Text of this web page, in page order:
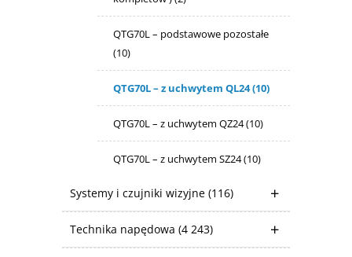
QTG70L – podstawowe pozostałe
(10)
QTG70L – z uchwytem QL24(10)
QTG70L – z uchwytem QZ24(10)
QTG70L – z uchwytem SZ24(10)
Systemy i czujniki wizyjne (116)
Technika napędowa (4 243)